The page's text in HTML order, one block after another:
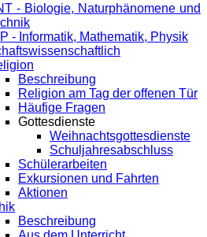
- Biologie, Naturphänomene und
- Informatik, Mathematik, Physik
Beschreibung
Religion am Tag der offenen Tür
Häufige Fragen
Gottesdienste
Weihnachtsgottesdienste
Schuljahresabschluss
Schülerarbeiten
Exkursionen und Fahrten
Aktionen
Beschreibung